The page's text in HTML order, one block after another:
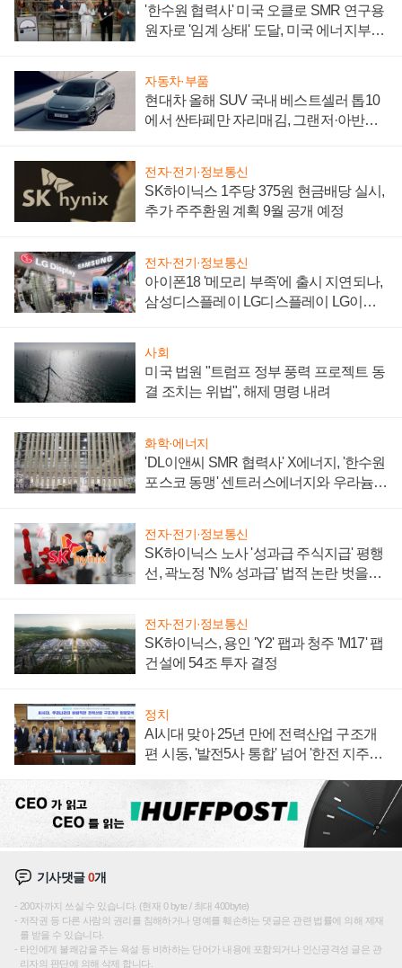
'한수원 협력사' 미국 오클로 SMR 연구용
원자로 '임계 상태' 도달, 미국 에너지부
자동차·부품
현대차 올해 SUV 국내 베스트셀러 톱10
에서 싼타페만 자리매김, 그랜저·아반떼
전자·전기·정보통신
SK하이닉스 1주당 375원 현금배당 실시,
추가 주주환원 계획 9월 공개 예정
전자·전기·정보통신
아이폰18 '메모리 부족'에 출시 지연되나,
삼성디스플레이 LG디스플레이 LG이노
사회
미국 법원 "트럼프 정부 풍력 프로젝트 동
결 조치는 위법", 해제 명령 내려
화학·에너지
'DL이앤씨 SMR 협력사' X에너지, '한수원
포스코 동맹' 센트러스에너지와 우라늄
전자·전기·정보통신
SK하이닉스 노사 '성과급 주식지급' 평행
선, 곽노정 'N% 성과급' 법적 논란 벗을지
전자·전기·정보통신
SK하이닉스, 용인 'Y2' 팹과 청주 'M17' 팹
건설에 54조 투자 결정
정치
AI시대 맞아 25년 만에 전력산업 구조개
편 시동, '발전5사 통합' 넘어 '한전 지주사'
기사댓글0개
200자까지 쓰실 수 있습니다. (현재 0 byte / 최대 400byte)
저작권 등 다른 사람의 권리를 침해하거나 명예를 훼손하는 댓글은 관련 법률에 의해 제재
를 받을 수 있습니다.
타인에게 불쾌감을 주는 욕설 등 비하하는 단어가 내용에 포함되거나 인신공격성 글은 관
리자의 판단에 의해 삭제 합니다.